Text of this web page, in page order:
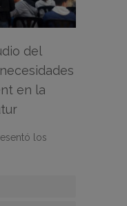
del
en la
los